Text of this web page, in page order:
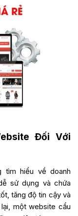
Đối Với
tìm hiểu về doanh
sử dụng và chứa
tăng độ tin cậy và
một website cẩu